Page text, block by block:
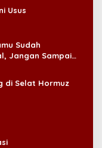
Usus
Sudah
Jangan Sampai
di Selat Hormuz